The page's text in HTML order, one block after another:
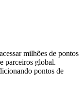
milhões de pontos
parceiros global.
pontos de